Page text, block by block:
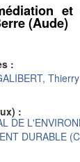
(Aude)
:
Thierry
:
DE
DURABLE